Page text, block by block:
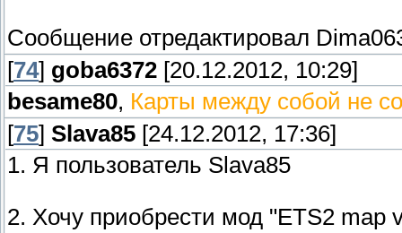
Сообщение отредактировал
[74] goba6372 [20.12.2012, 10:29]
besame80, Карты между собой не
[75] Slava85 [24.12.2012, 17:36]
1. Я пользователь Slava85
2. Хочу приобрести мод "ETS2 map